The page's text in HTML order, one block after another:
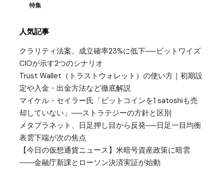
特集
人気記事
クラリティ法案、成立確率23%に低下──ビットワイズ
CIOが示す2つのシナリオ
Trust Wallet（トラストウォレット）の使い方｜初期設
定や入金・出金方法など徹底解説
マイケル・セイラー氏「ビットコインを1 satoshiも売
却していない」──ストラテジーの方針と区別
メタプラネット、日足押し目から反発──日足一目均衡
表雲下端が次の焦点
【今日の仮想通貨ニュース】米暗号資産政策に暗雲
――金融庁新課とローソン決済実証が始動